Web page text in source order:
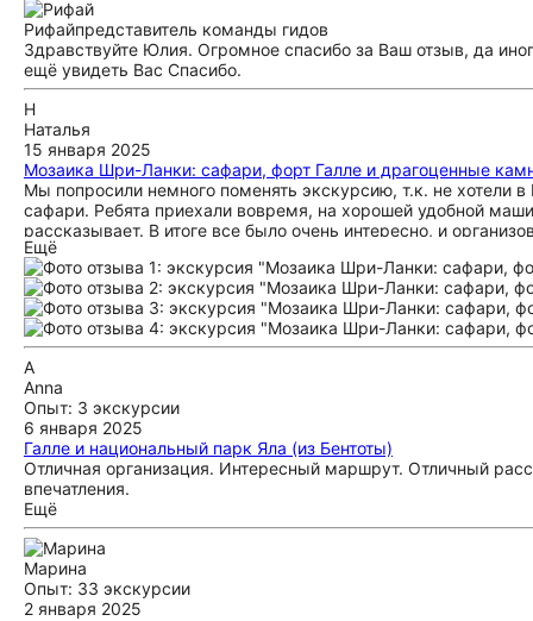
Рифайпредставитель команды гидов
Здравствуйте Юлия. Огромное спасибо за Ваш отзыв, да
ещё увидеть Вас Спасибо.
Н
Наталья
15 января 2025
Мозаика Шри-Ланки: сафари, форт Галле и драгоценные
Мы попросили немного поменять экскурсию, т.к. не хотели
сафари. Ребята приехали вовремя, на хорошей удобной
рассказывает. В итоге все было очень интересно, и
Ещё
A
Anna
Опыт: 3 экскурсии
6 января 2025
Галле и национальный парк Яла (из Бентоты)
Отличная организация. Интересный маршрут. Отличный
впечатления.
Ещё
Марина
Опыт: 33 экскурсии
2 января 2025